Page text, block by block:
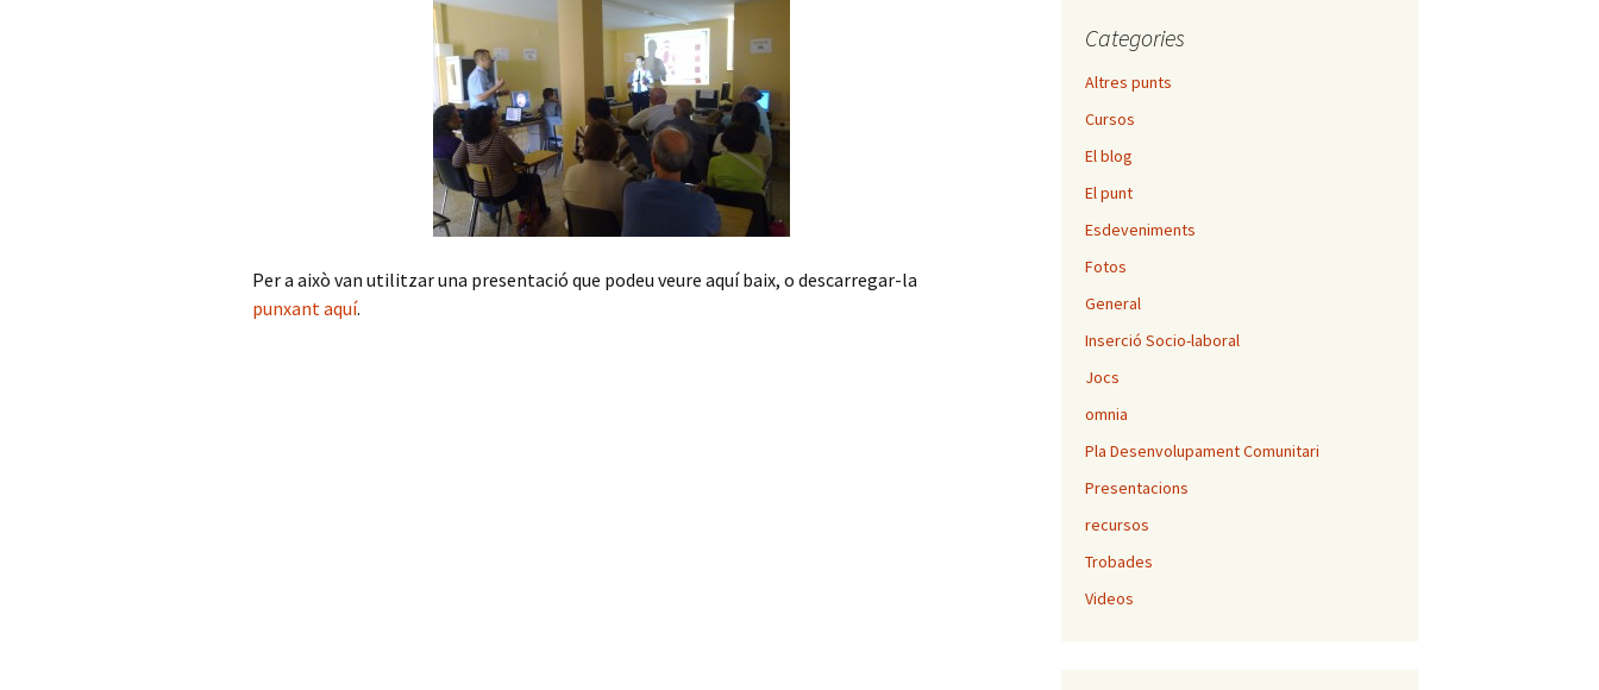
Per a això van utilitzar una presentació que podeu veure aquí baix, o descarregar-la
punxant aquí.
Categories
Altres punts
Cursos
El blog
El punt
Esdeveniments
Fotos
General
Inserció Socio-laboral
Jocs
omnia
Pla Desenvolupament Comunitari
Presentacions
recursos
Trobades
Videos